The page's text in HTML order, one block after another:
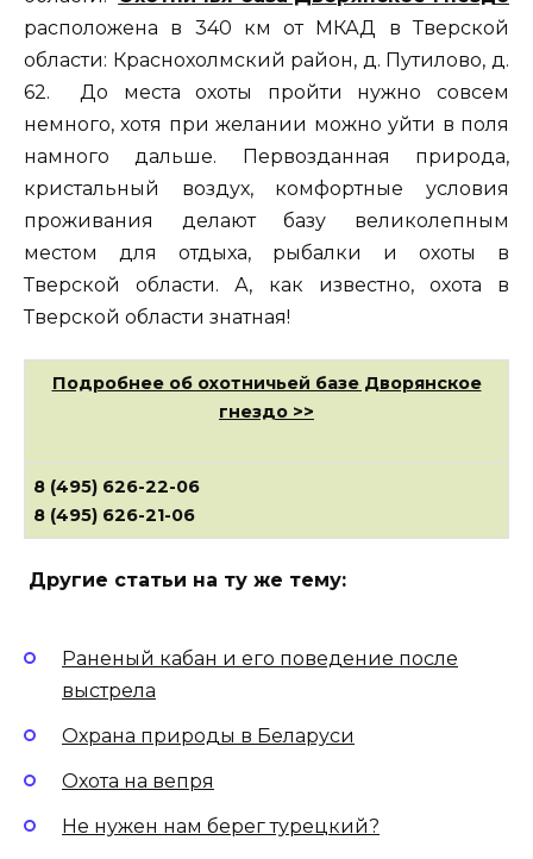
расположена в 340 км от МКАД в Тверской
области: Краснохолмский район, д. Путилово, д.
62. До места охоты пройти нужно совсем
немного, хотя при желании можно уйти в поля
намного дальше. Первозданная природа,
кристальный воздух, комфортные условия
проживания делают базу великолепным
местом для отдыха, рыбалки и охоты в
Тверской области. А, как известно, охота в
Тверской области знатная!
Подробнее об охотничьей базе Дворянское
гнездо >>
8 (495) 626-22-06
8 (495) 626-21-06
Другие статьи на ту же тему:
Раненый кабан и его поведение после
выстрела
Охрана природы в Беларуси
Охота на вепря
Не нужен нам берег турецкий?